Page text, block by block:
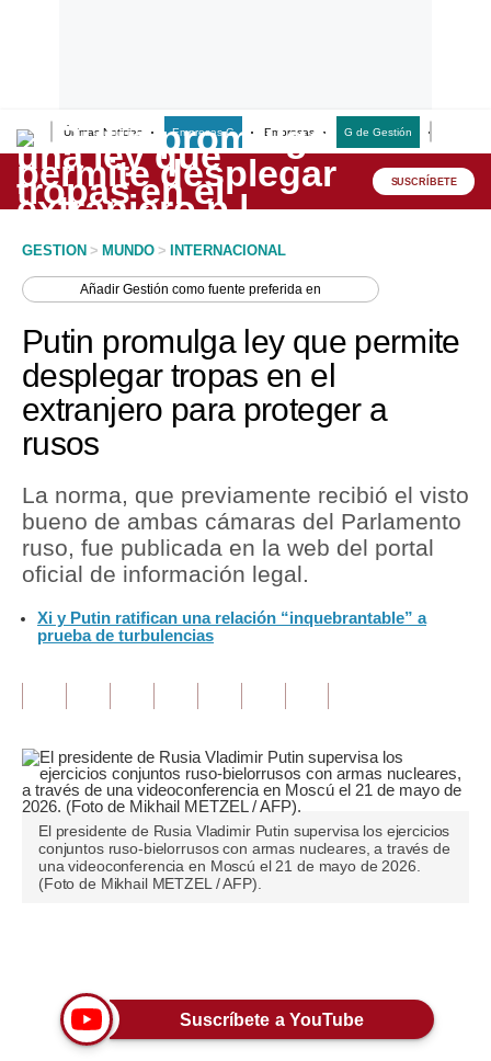
Últimas Noticias Empresas G Empresas G de Gestión
Lo último
Peru Quiosco
Economía
Mercados
Perú
Política
Tu Dinero
Finanzas Personales
Inmobiliarias
Opinión
Editorial
Pregunta de hoy
Blogs
Tendencias
Moda
SUSCRÍBETE
GESTION > MUNDO > INTERNACIONAL
AñadirGestión como fuente preferida en
Putin promulga ley que permite
desplegar tropas en el
extranjero para proteger a
rusos
La norma, que previamente recibió el visto
bueno de ambas cámaras del Parlamento
ruso, fue publicada en la web del portal
oficial de información legal.
Xi y Putin ratifican una relación “inquebrantable” a
prueba de turbulencias
El presidente de Rusia Vladimir Putin supervisa los ejercicios
conjuntos ruso-bielorrusos con armas nucleares, a través de
una videoconferencia en Moscú el 21 de mayo de 2026.
(Foto de Mikhail METZEL / AFP).
Suscríbete a YouTube